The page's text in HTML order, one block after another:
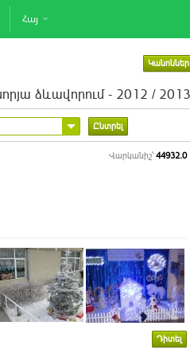
Հայ
Կանոններ
ձևավորում - 2012 / 2013
Ընտրել
Վարկանիշ՝ 44932.0
Դիտել